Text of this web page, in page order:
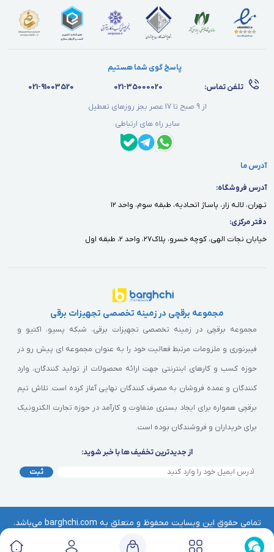
پاسخ گوی شما هستیم
تلفن تماس:
021-35000020
021-91003520
از 9 صبح تا 17 عصر بجز روزهای تعطیل
سایر راه های ارتباطی
آدرس ما
آدرس فروشگاه:
تـهران، لالـه زار، پاسـاژ اتحـاديه، طبقه سوم، واحد ١٢
دفتر مركزى:
خيابان نجات الهى، كوچه خسرو، پلاك٢٧، واحد ٢، طبقه اول
مجموعه برقچی در زمینه تخصصی تجهیزات برقی
مجموعه برقچی در زمینه تخصصی تجهیزات برقی، شبکه پسیو، اکتیو و
فیبرنوری و ملزومات مرتبط فعالیت خود را به عنوان مجموعه ای پیش رو در
حوزه کسب و کارهای اینترنتی جهت ارائه محصولات از تولید کنندگان، وارد
کنندگان و عمده فروشان به مصرف کنندگان نهایی آغاز کرده است. تلاش تیم
برقچی همواره برای ایجاد بستری متفاوت و کارآمد در حوزه تجارت الکترونیک
برای خریداران و فروشندگان بوده است.
از جدیدترین تخفیف ها با خبر شوید:
ثبت
تمامی حقوق این وبسایت محفوظ و متعلق به barghchi.com می‌باشد.
هرگونه کپی‌برداری از آن موجب پیگرد قانونی خواهد بود. | © برقچی
Barghchi